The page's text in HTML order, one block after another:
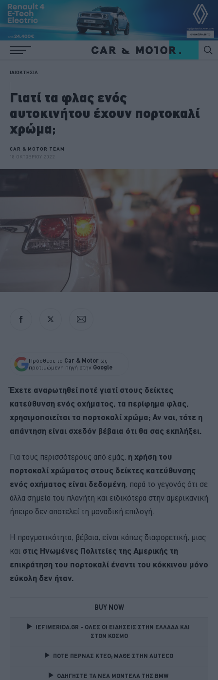
ΙΔΙΟΚΤΗΣΙΑ
Γιατί τα φλας ενός
αυτοκινήτου έχουν πορτοκαλί
χρώμα;
CAR & MOTOR TEAM
18 ΟΚΤΩΒΡΙΟΥ 2022
Πρόσθεσε το Car & Motor ως
προτιμώμενη πηγή στην Google
Έχετε αναρωτηθεί ποτέ γιατί στους δείκτες
κατεύθυνση ενός οχήματος, τα περίφημα φλας,
χρησιμοποιείται το πορτοκαλί χρώμα; Αν ναι, τότε η
απάντηση είναι σχεδόν βέβαια ότι θα σας εκπλήξει.
Για τους περισσότερους από εμάς, η χρήση του
πορτοκαλί χρώματος στους δείκτες κατεύθυνσης
ενός οχήματος είναι δεδομένη, παρά το γεγονός ότι σε
άλλα σημεία του πλανήτη και ειδικότερα στην αμερικανική
ήπειρο δεν αποτελεί τη μοναδική επιλογή.
Η πραγματικότητα, βέβαια, είναι κάπως διαφορετική, μιας
και στις Ηνωμένες Πολιτείες της Αμερικής τη
επικράτηση του πορτοκαλί έναντι του κόκκινου μόνο
εύκολη δεν ήταν.
BUY NOW
IEFIMERIDA.GR - ΟΛΕΣ ΟΙ ΕΙΔΗΣΕΙΣ ΣΤΗΝ ΕΛΛΑΔΑ ΚΑΙ
ΣΤΟΝ ΚΟΣΜΟ
ΠΟΤΕ ΠΕΡΝΑΣ ΚΤΕΟ; ΜΑΘΕ ΣΤΗΝ ΑUTECO
ΟΔΗΓΗΣΤΕ ΤΑ ΝΕΑ ΜΟΝΤΕΛΑ ΤΗΣ BMW